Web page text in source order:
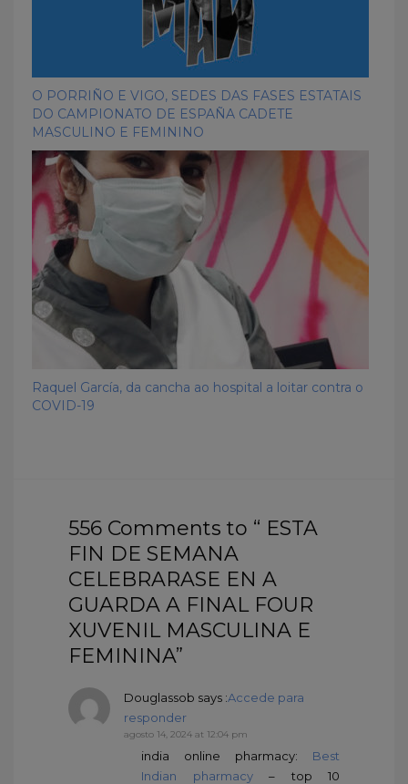
O PORRIÑO E VIGO, SEDES DAS FASES ESTATAIS
DO CAMPIONATO DE ESPAÑA CADETE
MASCULINO E FEMININO
Raquel García, da cancha ao hospital a loitar contra o
COVID-19
556 Comments to “ ESTA
FIN DE SEMANA
CELEBRARASE EN A
GUARDA A FINAL FOUR
XUVENIL MASCULINA E
FEMININA”
Douglassob says :Accede para
responder
agosto 14, 2024 at 12:04 pm
india online pharmacy: Best
Indian pharmacy– top 10